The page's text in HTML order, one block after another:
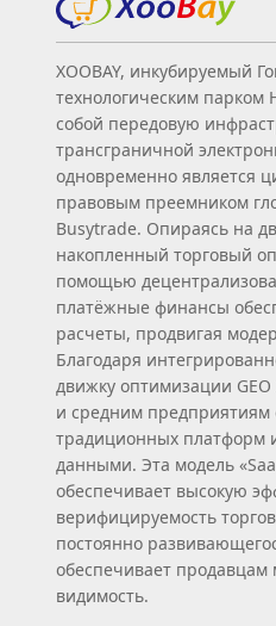
XOOBAY, инкубируемый
технологическим парком
собой передовую
трансграничной
одновременно является
правовым преемником
Busytrade. Опираясь на
накопленный торговый
помощью
платёжные финансы
расчеты, продвигая
Благодаря
движку оптимизации
и средним
традиционных платформ
данными. Эта модель
обеспечивает высокую
верифицируемость
постоянно
обеспечивает продавцам
видимость.